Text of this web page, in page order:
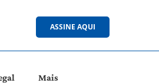
ASSINE AQUI
Mais